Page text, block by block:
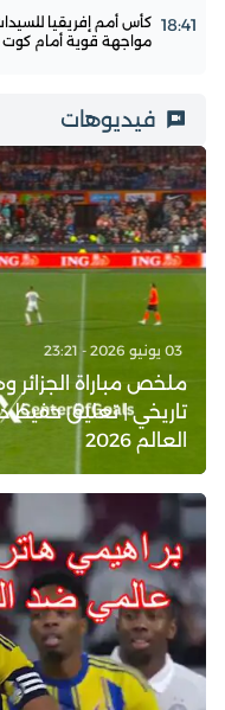
18:41
مواجهة قوية أمام كوت
فيديوهات
03 يونيو 2026 - 23:21
ملخص مباراة الجزائر
تاريخي | تعليق حفيظ
العالم 2026